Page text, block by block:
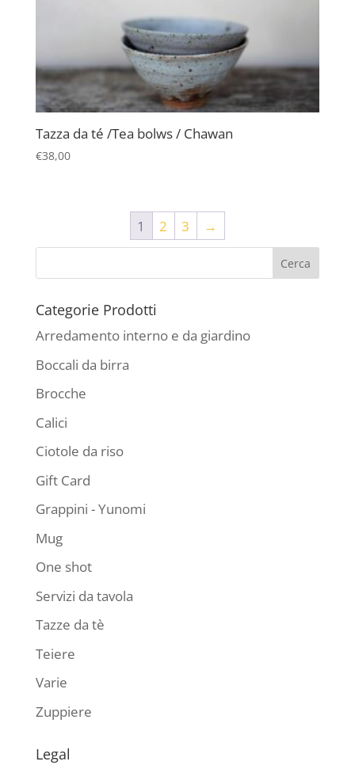
Tazza da té /Tea bolws / Chawan
€38,00
1 2 3 →
Categorie Prodotti
Arredamento interno e da giardino
Boccali da birra
Brocche
Calici
Ciotole da riso
Gift Card
Grappini - Yunomi
Mug
One shot
Servizi da tavola
Tazze da tè
Teiere
Varie
Zuppiere
Legal